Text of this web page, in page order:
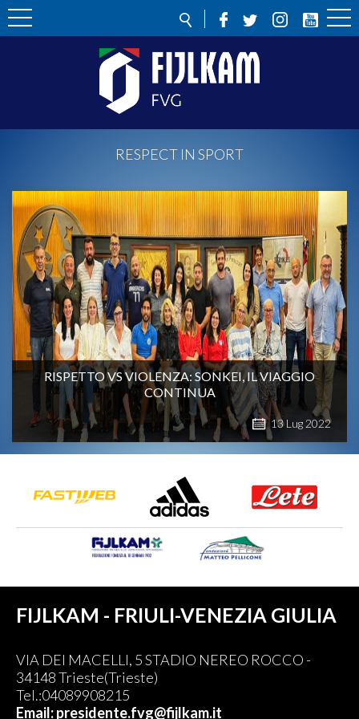
RESPECT IN SPORT
RISPETTO VS VIOLENZA: SONKEI, IL VIAGGIO
CONTINUA
13 Lug 2022
FIJLKAM - FRIULI-VENEZIA GIULIA
VIA DEI MACELLI, 5 STADIO NEREO ROCCO -
34148 Trieste(Trieste)
Tel.:04089908215
Email: presidente.fvg@fijlkam.it